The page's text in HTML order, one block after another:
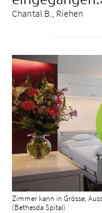
Chantal B., Riehen
Zimmer kann in Grösse,
(Bethesda Spital)